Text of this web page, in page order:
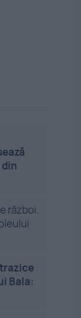
război.
Bala: